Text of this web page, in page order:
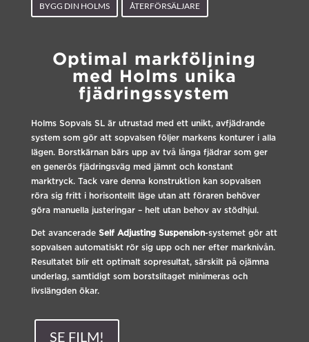
BYGG DIN HOLMS ÅTERFÖRSÄLJARE
Optimal markföljning
med Holms unika
fjädringssystem
Holms Sopvals SL är utrustad med ett unikt, avfjädrande
system som gör att sopvalsen följer markens konturer i alla
lägen. Borstkärnan bärs upp av två långa fjädrar som ger
en generös fjädringsväg med jämnt och konstant
marktryck. Tack vare denna konstruktion kan sopvalsen
röra sig fritt i horisontellt läge utan att föraren behöver
göra manuella justeringar – helt utan behov av stödhjul.
Det avancerade Self Adjusting Suspension-systemet gör att
sopvalsen automatiskt rör sig upp och ner efter marknivån.
Resultatet blir ett optimalt sopresultat, särskilt på ojämna
underlag, samtidigt som borstslitaget minimeras och
livslängden ökar.
SE FILM!